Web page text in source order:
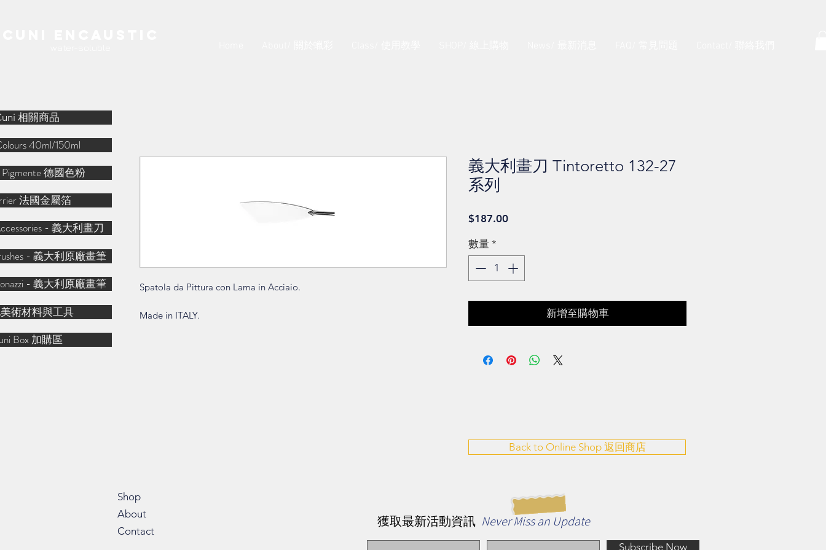
相關商品
40ml/150ml
德國色粉
法國金屬箔
- 義大利畫刀
- 義大利原廠畫筆
- 義大利原廠畫筆
術材料與工具
Box 加購區
Spatola da Pittura con Lama in Acciaio.
Made in ITALY.
義大利畫刀 Tintoretto 132-27
系列
$187.00價
數量 *
新增至購物車
Back to Online Shop 返回商店
Shop
About
Contact
Subscribe Now
獲取最新活動資訊 Never Miss an Update